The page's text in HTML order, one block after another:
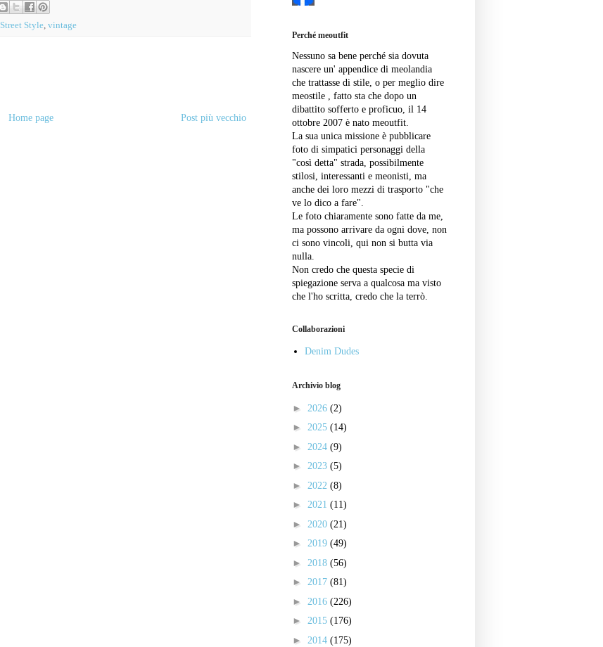
Street Style, vintage
Post più vecchio
Home page
Perché meoutfit
Nessuno sa bene perché sia dovuta
nascere un' appendice di meolandia
che trattasse di stile, o per meglio dire
meostile , fatto sta che dopo un
dibattito sofferto e proficuo, il 14
ottobre 2007 è nato meoutfit.
La sua unica missione è pubblicare
foto di simpatici personaggi della
"così detta" strada, possibilmente
stilosi, interessanti e meonisti, ma
anche dei loro mezzi di trasporto "che
ve lo dico a fare".
Le foto chiaramente sono fatte da me,
ma possono arrivare da ogni dove, non
ci sono vincoli, qui non si butta via
nulla.
Non credo che questa specie di
spiegazione serva a qualcosa ma visto
che l'ho scritta, credo che la terrò.
Collaborazioni
Denim Dudes
Archivio blog
► 2026 (2)
► 2025 (14)
► 2024 (9)
► 2023 (5)
► 2022 (8)
► 2021 (11)
► 2020 (21)
► 2019 (49)
► 2018 (56)
► 2017 (81)
► 2016 (226)
► 2015 (176)
► 2014 (175)